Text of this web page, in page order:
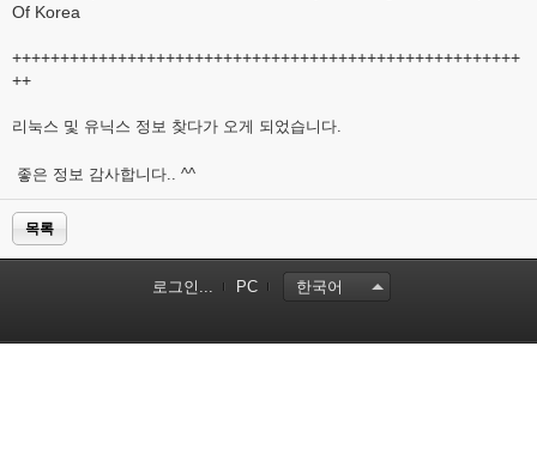
Of Korea
+++++++++++++++++++++++++++++++++++++++++++++++++++++
++
리눅스 및 유닉스 정보 찾다가 오게 되었습니다.
좋은 정보 감사합니다.. ^^
목록
로그인... PC 한국어